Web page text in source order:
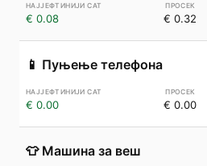
€ 0.08 € 0.32
📱 Пуњење телефона
€ 0.00 € 0.00
👕 Машина за веш